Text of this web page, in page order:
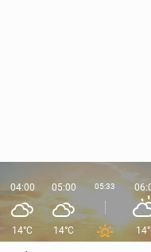
04:00
14°C
05:00
14°C
05:33